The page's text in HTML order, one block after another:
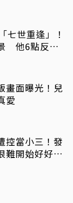
七世重逢」！
他6點反
畫面曝光！兒
愛
控當小三！發
難開始好好